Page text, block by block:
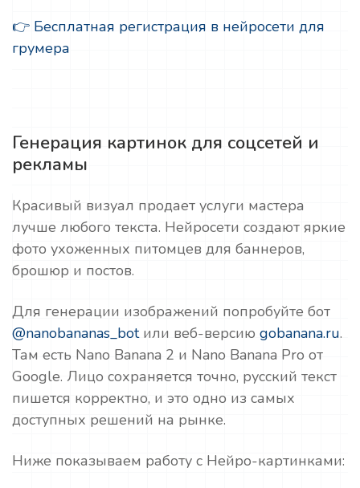
👉 Бесплатная регистрация в нейросети для
грумера
Генерация картинок для соцсетей и
рекламы
Красивый визуал продает услуги мастера
лучше любого текста. Нейросети создают яркие
фото ухоженных питомцев для баннеров,
брошюр и постов.
Для генерации изображений попробуйте бот
@nanobananas_botили веб-версию gobanana.ru.
Там есть Nano Banana 2 и Nano Banana Pro от
Google. Лицо сохраняется точно, русский текст
пишется корректно, и это одно из самых
доступных решений на рынке.
Ниже показываем работу с Нейро-картинками: